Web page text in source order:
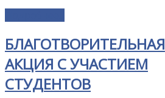
БЛАГОТВОРИТЕЛЬНАЯ
АКЦИЯ С УЧАСТИЕМ
СТУДЕНТОВ